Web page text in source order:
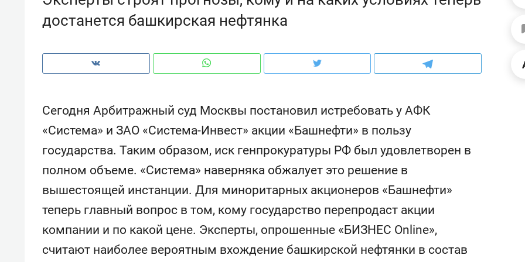
достанется башкирская нефтянка
Сегодня Арбитражный суд Москвы постановил истребовать у АФК
«Система» и ЗАО «Система-Инвест» акции «Башнефти» в пользу
государства. Таким образом, иск генпрокуратуры РФ был удовлетворен в
полном объеме. «Система» наверняка обжалует это решение в
вышестоящей инстанции. Для миноритарных акционеров «Башнефти»
теперь главный вопрос в том, кому государство перепродаст акции
компании и по какой цене. Эксперты, опрошенные «БИЗНЕС Online»,
считают наиболее вероятным вхождение башкирской нефтянки в состав
рынки, почему надо знать аксакалов и
чем интересен Оман?
о трехкратном росте цен, дотошных
клиентах и чудных запросах мастеров
школьной формы о
Рекомендуем
Как ГК «МИР ГРУПП» и ВТБ
создают оазис жилого
комфорта под Казанью
Рекомендуем
150 камер до квартиры и Face
ID вместо ключа: какой будет
безопасность в ЖК «Нова»
Рекомендуем
Опыт выживания в
с ментальным и